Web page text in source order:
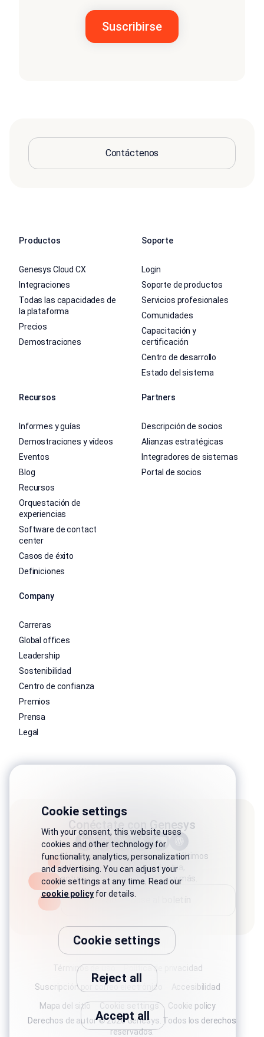
Contáctenos
Productos
Genesys Cloud CX
Integraciones
Todas las capacidades de
la plataforma
Precios
Demostraciones
Soporte
Login
Soporte de productos
Servicios profesionales
Comunidades
Capacitación y
certificación
Centro de desarrollo
Estado del sistema
Recursos
Informes y guías
Demostraciones y vídeos
Eventos
Blog
Recursos
Orquestación de
experiencias
Software de contact
center
Casos de éxito
Definiciones
Partners
Descripción de socios
Alianzas estratégicas
Integradores de sistemas
Portal de socios
Company
Carreras
Global offices
Leadership
Sostenibilidad
Centro de confianza
Premios
Prensa
Legal
Conéctate con Genesys
Manténgase conectado con los últimos
artículos, historias de la industria,
actualizaciones de productos y más.
Suscríbase al boletín
Términos de uso
Política de privacidad
Suscripción por correo electrónico
Accesibilidad
Mapa del sitio
Cookie settings
Cookie policy
Derechos de autor © 2026 Genesys. Todos los derechos
reservados.
Cookie settings
With your consent, this website uses
cookies and other technology for
functionality, analytics, personalization
and advertising. You can adjust your
cookie settings at any time. Read our
cookie policy for details.
Cookie settings
Reject all
Accept all